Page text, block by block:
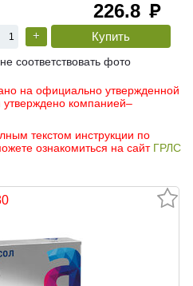
226.8 руб
+
соответствовать фото
на официально утвержденной
компанией–
текстом инструкции по
ознакомиться на сайт ГРЛС